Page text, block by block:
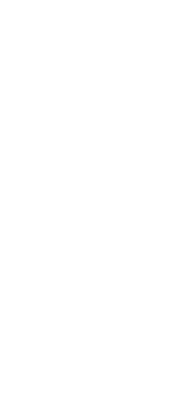
ニング、そして顧
のようなローカ
訣は、準備態勢、
す。市場の潜在性
オペレーションの
明確なブランドポ
大企業と地元のイ